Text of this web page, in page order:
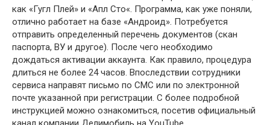
как «Гугл Плей» и «Апл Сто«. Программа, как уже поняли,
отлично работает на базе «Андроид». Потребуется
отправить определенный перечень документов (скан
паспорта, ВУ и другое). После чего необходимо
дождаться активации аккаунта. Как правило, процедура
длиться не более 24 часов. Впоследствии сотрудники
сервиса направят письмо по СМС или по электронной
почте указанной при регистрации. С более подробной
инструкцией можно ознакомиться, посетив официальный